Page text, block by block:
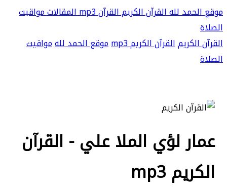
موقع الحمد للهالقرآن الكريمالقرآن mp3 المقالاتمواقيت
الصلاة
القرآن الكريمالقرآن الكريم mp3 موقع الحمد للهمواقيت
الصلاة
عمار لؤي الملا علي - القرآن
الكريم mp3